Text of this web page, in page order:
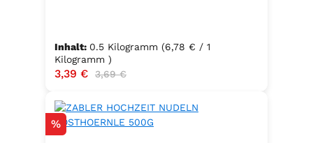
Inhalt: 0.5 Kilogramm (6,78 € / 1
Kilogramm )
Verkaufspreis:
3,39 € Regulärer Preis:
3,69 €
Rabatt
%